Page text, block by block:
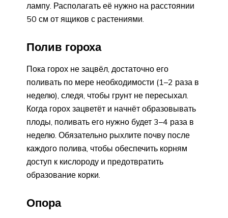
лампу. Располагать её нужно на расстоянии
50 см от ящиков с растениями.
Полив гороха
Пока горох не зацвёл, достаточно его
поливать по мере необходимости (1–2 раза в
неделю), следя, чтобы грунт не пересыхал.
Когда горох зацветёт и начнёт образовывать
плоды, поливать его нужно будет 3–4 раза в
неделю. Обязательно рыхлите почву после
каждого полива, чтобы обеспечить корням
доступ к кислороду и предотвратить
образование корки.
Опора